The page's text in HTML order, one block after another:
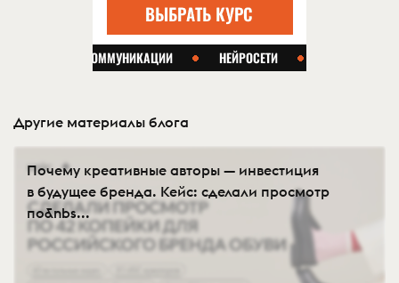
Другие материалы блога
Почему креативные авторы — инвестиция
в будущее бренда. Кейс: сделали просмотр
по&nbs...